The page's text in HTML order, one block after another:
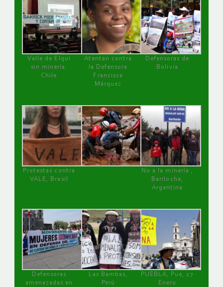
Valle de Elqui
sin minería.
Chile
Atentan contra
la Defensora
Francisca
Márquez
Defensoras de
Bolivia
Protestas contra
VALE, Brasil
No a la minería ,
Bariloche,
Argentina
Defensoras
amenazadas en
Las Bambas,
Perú
PUEBLA, Pue, 27
Enero